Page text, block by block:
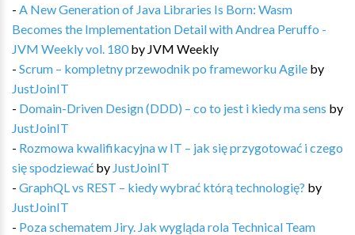
- A New Generation of Java Libraries Is Born: Wasm
Becomes the Implementation Detail with Andrea Peruffo -
JVM Weekly vol. 180by JVM Weekly
- Scrum – kompletny przewodnik po frameworku Agile by
JustJoinIT
- Domain-Driven Design (DDD) – co to jest i kiedy ma sens by
JustJoinIT
- Rozmowa kwalifikacyjna w IT – jak się przygotować i czego
się spodziewać by JustJoinIT
- GraphQL vs REST – kiedy wybrać którą technologię? by
JustJoinIT
- Poza schematem Jiry. Jak wygląda rola Technical Team